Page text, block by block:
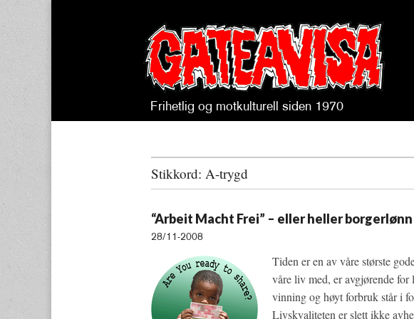
Frihetlig og motkulturell siden 1970
Stikkord: A-trygd
“Arbeit Macht Frei” – eller heller
28/11-2008
Tiden er en av våre største
våre liv med, er avgjørende
vinning og høyt forbruk står i
Livskvaliteten er slett ikke